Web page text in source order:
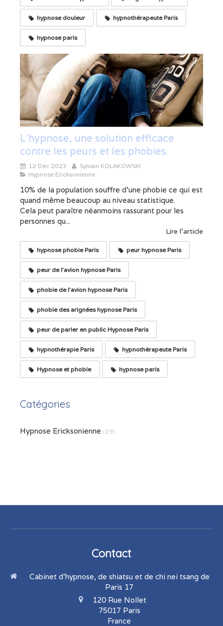
hypnose douleur hypnothérapeute Paris
hypnose paris
L'hypnose, une solution efficace
contre les peurs et les phobies
12 Déc 2023
Sylvain KOLAKOWSKI
Hypnose Ericksonienne
10% de la population souffre d’une phobie ce qui est
quand même beaucoup au niveau statistique.
Cela peut paraître néanmoins rassurant pour les
personnes qu...
Lire l'article
hypnose phobie Paris peur hypnose Paris
peur de l'avion hypnose Paris
phobie de l'avion hypnose Paris
phobie des arignées hypnose Paris
peur de parler en public Hypnose Paris
hypnothérapie Paris hypnothérapeute Paris
Hypnose et phobie hypnose paris
Catégories
Hypnose Ericksonienne (19)
Contact
Cabinet d'hypnose, de shiatsu et de chi nei tsang de
Paris 17
120 Rue Nollet
75017 Paris
France